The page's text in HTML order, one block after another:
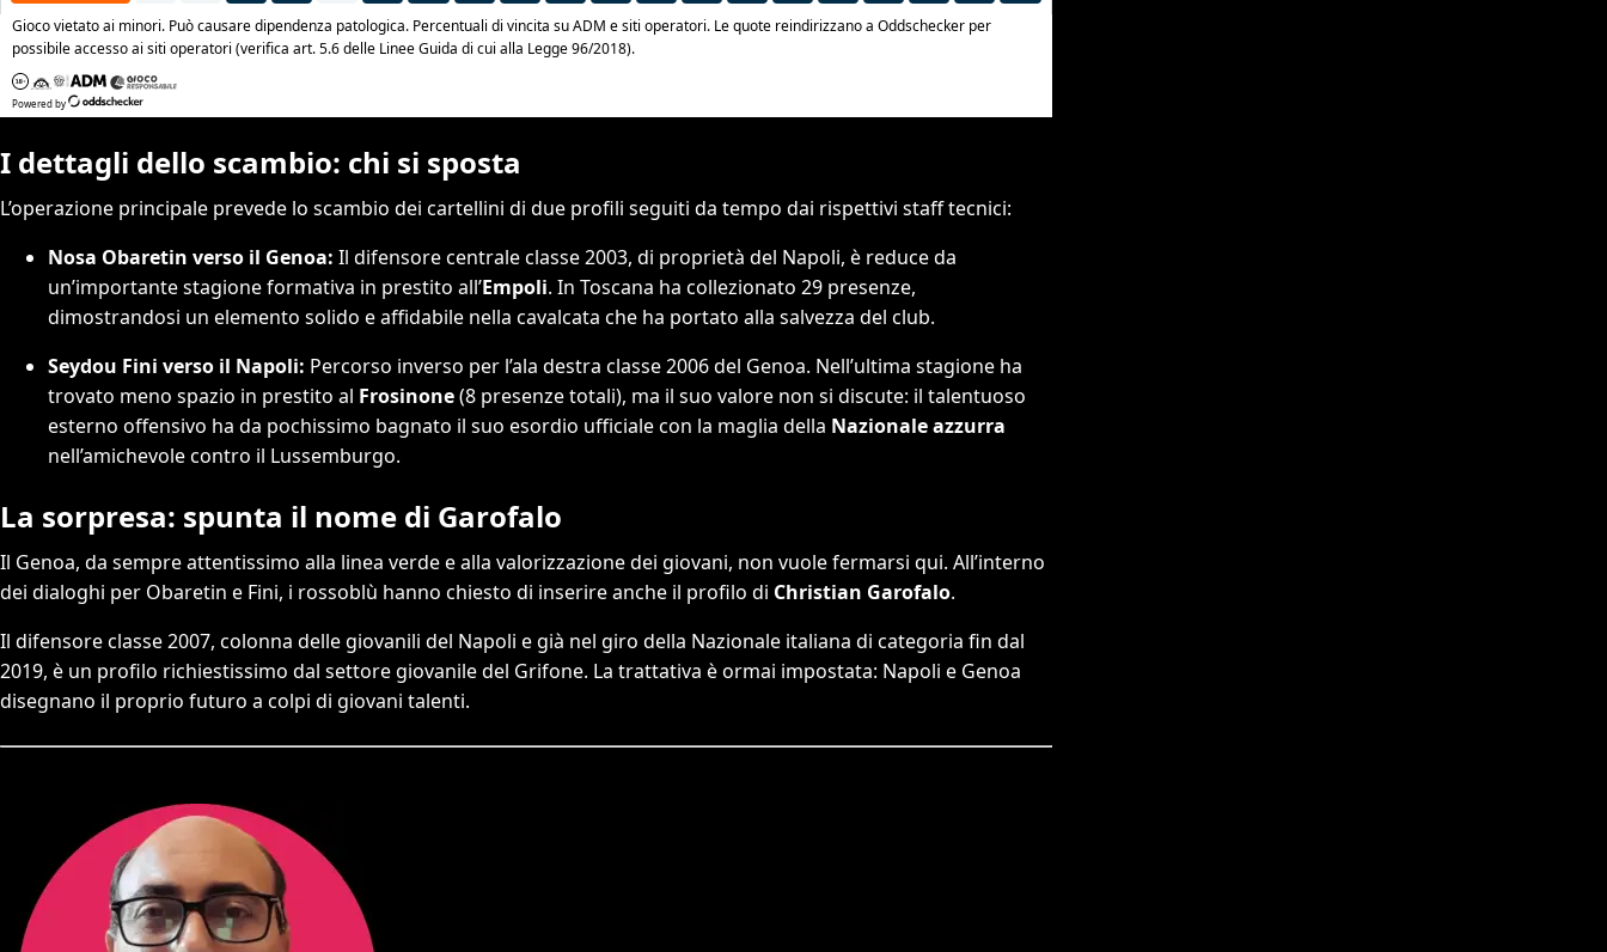
I dettagli dello scambio: chi si sposta
L’operazione principale prevede lo scambio dei cartellini di due profili seguiti da tempo dai rispettivi staff tecnici:
Nosa Obaretin verso il Genoa: Il difensore centrale classe 2003, di proprietà del Napoli, è reduce da
un’importante stagione formativa in prestito all’Empoli. In Toscana ha collezionato 29 presenze,
dimostrandosi un elemento solido e affidabile nella cavalcata che ha portato alla salvezza del club.
Seydou Fini verso il Napoli: Percorso inverso per l’ala destra classe 2006 del Genoa. Nell’ultima stagione ha
trovato meno spazio in prestito al Frosinone(8 presenze totali), ma il suo valore non si discute: il talentuoso
esterno offensivo ha da pochissimo bagnato il suo esordio ufficiale con la maglia della Nazionale azzurra
nell’amichevole contro il Lussemburgo.
La sorpresa: spunta il nome di Garofalo
Il Genoa, da sempre attentissimo alla linea verde e alla valorizzazione dei giovani, non vuole fermarsi qui. All’interno
dei dialoghi per Obaretin e Fini, i rossoblù hanno chiesto di inserire anche il profilo di Christian Garofalo.
Il difensore classe 2007, colonna delle giovanili del Napoli e già nel giro della Nazionale italiana di categoria fin dal
2019, è un profilo richiestissimo dal settore giovanile del Grifone. La trattativa è ormai impostata: Napoli e Genoa
disegnano il proprio futuro a colpi di giovani talenti.